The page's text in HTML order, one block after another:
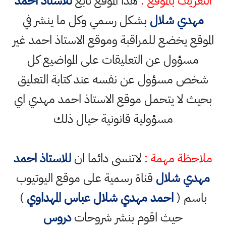
مهدي شلال بشكل رسمي وكل ما ينشر في
الموقع يخضع للمراقبة وموقع الاستاذ احمد غير
مسؤول عن التعليقات على المواضيع كل
شخص مسؤول عن نفسه عند كتابة التعليق
بحيث لا يتحمل موقع الاستاذ احمد مهدي اي
مسؤولية قانونية حيال ذلك
ملاحظة مهمة : لاتنسى دائما انللاستاذ احمد
مهدي شلال قناة رسمية على موقع اليوتيوب
باسم (احمد مهدي شلال عباس المهداوي)
حيث اقوم بنشر شروحاتدروس